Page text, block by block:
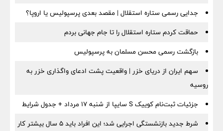
جدایی رسمی ستاره استقلال | مقصد بعدی پرسپولیس یا اروپا؟
حماقت کردم ستاره استقلال را تا جام جهانی بردم
بازگشت رسمی محسن مسلمان به پرسپولیس
سهم ایران از دریای خزر | واقعیت پشت ادعای واگذاری خزر به
روسیه
جزئیات ثبت‌نام کوییک S سایپا از شنبه ۱۷ مرداد + جدول شرایط
شرط جدید بازنشستگی اجرایی شد؛ این افراد باید ۵ سال بیشتر کار